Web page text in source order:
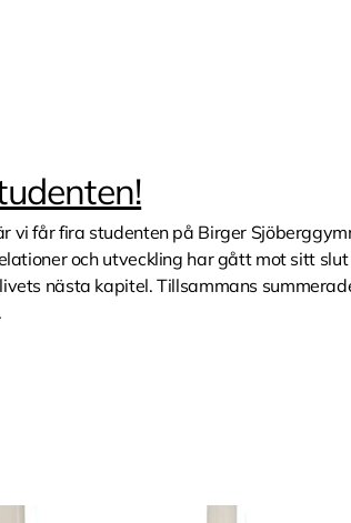
vi får fira studenten på Birger
och utveckling har gått mot sitt
nästa kapitel. Tillsammans